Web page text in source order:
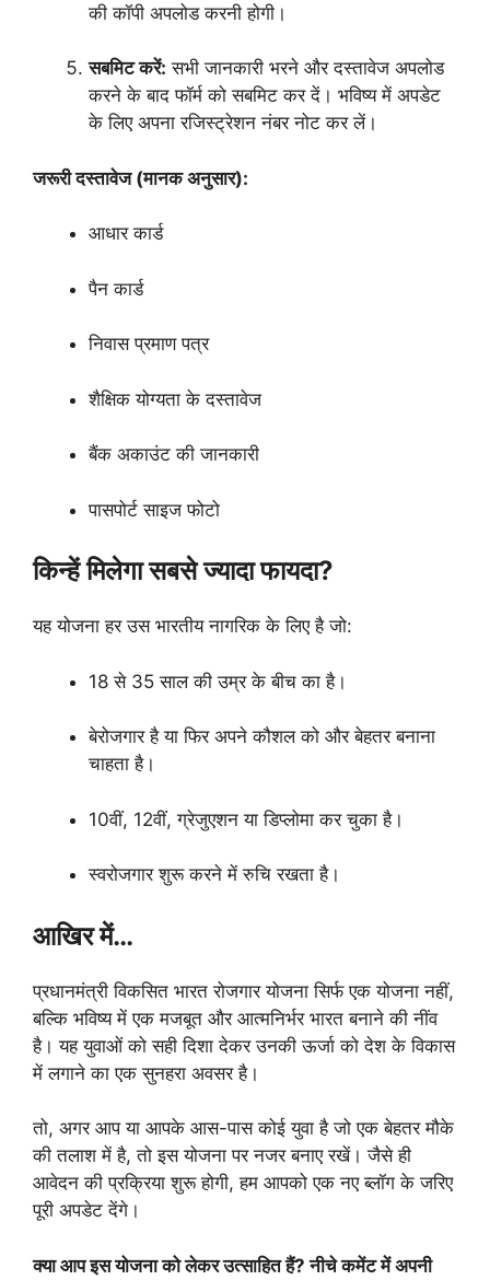
की कॉपी अपलोड करनी होगी।
सबमिट करें: सभी जानकारी भरने और दस्तावेज अपलोड
करने के बाद फॉर्म को सबमिट कर दें। भविष्य में अपडेट
के लिए अपना रजिस्ट्रेशन नंबर नोट कर लें।
जरूरी दस्तावेज (मानक अनुसार):
आधार कार्ड
पैन कार्ड
निवास प्रमाण पत्र
शैक्षिक योग्यता के दस्तावेज
बैंक अकाउंट की जानकारी
पासपोर्ट साइज फोटो
किन्हें मिलेगा सबसे ज्यादा फायदा?
यह योजना हर उस भारतीय नागरिक के लिए है जो:
18 से 35 साल की उम्र के बीच का है।
बेरोजगार है या फिर अपने कौशल को और बेहतर बनाना
चाहता है।
10वीं, 12वीं, ग्रेजुएशन या डिप्लोमा कर चुका है।
स्वरोजगार शुरू करने में रुचि रखता है।
आखिर में…
प्रधानमंत्री विकसित भारत रोजगार योजना सिर्फ एक योजना नहीं,
बल्कि भविष्य में एक मजबूत और आत्मनिर्भर भारत बनाने की नींव
है। यह युवाओं को सही दिशा देकर उनकी ऊर्जा को देश के विकास
में लगाने का एक सुनहरा अवसर है।
तो, अगर आप या आपके आस-पास कोई युवा है जो एक बेहतर मौके
की तलाश में है, तो इस योजना पर नजर बनाए रखें। जैसे ही
आवेदन की प्रक्रिया शुरू होगी, हम आपको एक नए ब्लॉग के जरिए
पूरी अपडेट देंगे।
क्या आप इस योजना को लेकर उत्साहित हैं? नीचे कमेंट में अपनी